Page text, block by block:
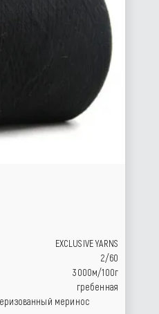
EXCLUSIVE YARNS
2/60
3000м/100г
гребенная
меринос